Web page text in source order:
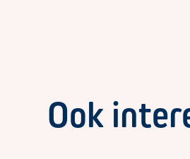
Ook